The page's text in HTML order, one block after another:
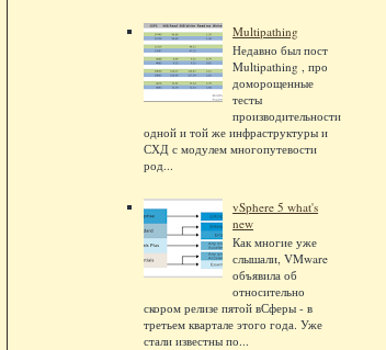
Multipathing
Недавно был пост
Multipathing , про
доморощенные
тесты
производительности
одной и той же инфраструктуры и
СХД с модулем многопутевости
род...
vSphere 5 what's
new
Как многие уже
слышали, VMware
объявила об
относительно
скором релизе пятой вСферы - в
третьем квартале этого года. Уже
стали известны по...